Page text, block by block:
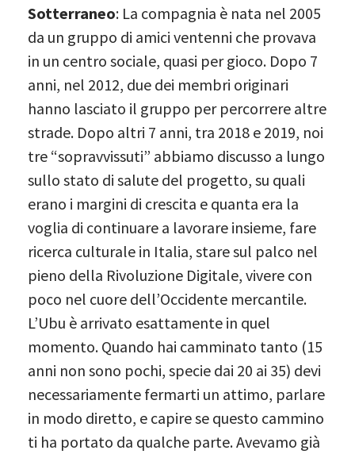
Sotterraneo: La compagnia è nata nel 2005
da un gruppo di amici ventenni che provava
in un centro sociale, quasi per gioco. Dopo 7
anni, nel 2012, due dei membri originari
hanno lasciato il gruppo per percorrere altre
strade. Dopo altri 7 anni, tra 2018 e 2019, noi
tre “sopravvissuti” abbiamo discusso a lungo
sullo stato di salute del progetto, su quali
erano i margini di crescita e quanta era la
voglia di continuare a lavorare insieme, fare
ricerca culturale in Italia, stare sul palco nel
pieno della Rivoluzione Digitale, vivere con
poco nel cuore dell’Occidente mercantile.
L’Ubu è arrivato esattamente in quel
momento. Quando hai camminato tanto (15
anni non sono pochi, specie dai 20 ai 35) devi
necessariamente fermarti un attimo, parlare
in modo diretto, e capire se questo cammino
ti ha portato da qualche parte. Avevamo già